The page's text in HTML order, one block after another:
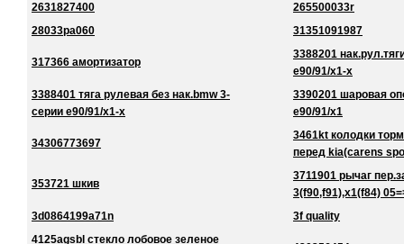
2631827400
265500033r
28033pa060
31351091987
317366 амортизатор
3388201
e90/91/x1-x
3388401 тяга рулевая без нак.bmw 3-
серии e90/91/x1-x
3390201 шаровая
e90/91/x1
34306773697
3461kt колодки
перед kia(carens
353721 шкив
3711901 рычаг
3(f90,f91),x1(f84)
3d0864199a71n
3f quality
4125agsbl стекло лобовое зеленое